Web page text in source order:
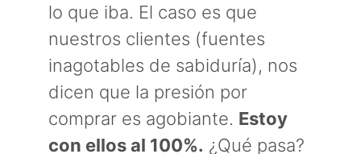
lo que iba. El caso es que
nuestros clientes (fuentes
inagotables de sabiduría), nos
dicen que la presión por
comprar es agobiante. Estoy
con ellos al 100%. ¿Qué pasa?